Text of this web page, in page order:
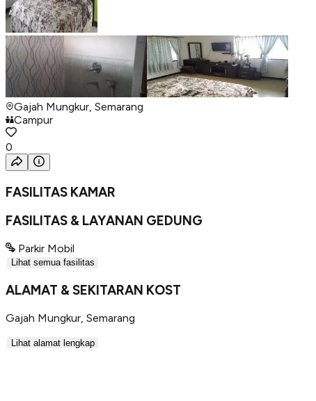
Gajah Mungkur, Semarang
Campur
0
FASILITAS KAMAR
FASILITAS & LAYANAN GEDUNG
Parkir Mobil
Lihat semua fasilitas
ALAMAT & SEKITARAN KOST
Gajah Mungkur, Semarang
Lihat alamat lengkap